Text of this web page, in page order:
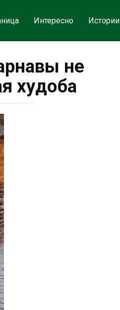
Интересно Истории
не
худоба